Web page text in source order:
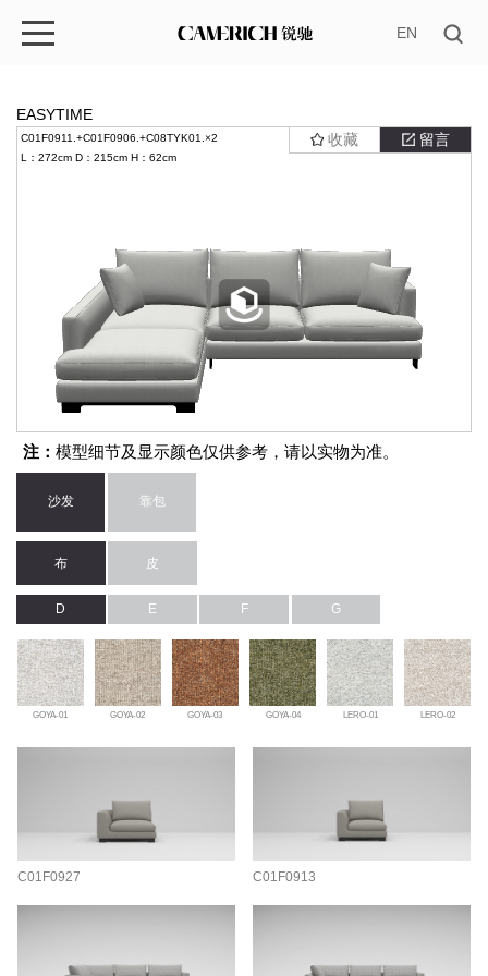
EN
EASYTIME
C01F0911.+C01F0906.+C08TYK01.×2 收藏 留言
L：272cm D：215cm H：62cm
注： 模型细节及显示颜色仅供参考，请以实物为准。
沙发 靠包
布 皮
D E F G
GOYA-01 GOYA-02 GOYA-03 GOYA-04 LERO-01 LERO-02
C01F0927 C01F0913